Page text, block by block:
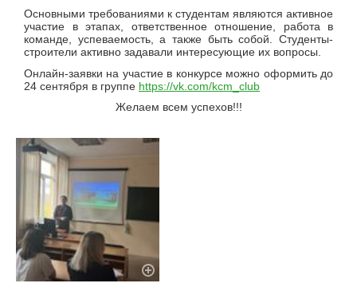
Основными требованиями к студентам являются активное
участие в этапах, ответственное отношение, работа в
команде, успеваемость, а также быть собой. Студенты-
строители активно задавали интересующие их вопросы.
Онлайн-заявки на участие в конкурсе можно оформить до
24 сентября в группе https://vk.com/kcm_club
Желаем всем успехов!!!